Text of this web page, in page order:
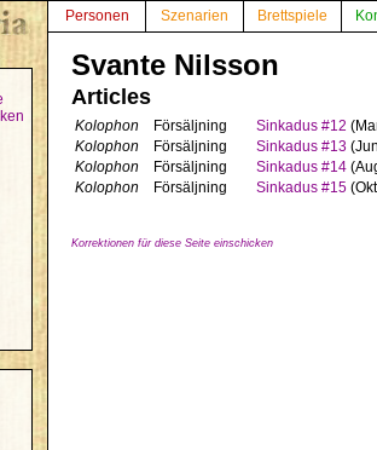
Personen Szenarien Brettspiele
Svante Nilsson
Articles
Kolophon Försäljning Sinkadus #12
Kolophon
Försäljning Sinkadus #13
Kolophon
Försäljning Sinkadus #14
Kolophon
Försäljning Sinkadus #15
Korrektionen für diese Seite einschicken